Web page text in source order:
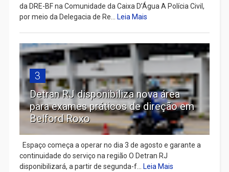
da DRE-BF na Comunidade da Caixa D’Água A Polícia Civil,
por meio da Delegacia de Re... Leia Mais
3
Detran RJ disponibiliza nova área
para exames práticos de direção em
Belford Roxo
Espaço começa a operar no dia 3 de agosto e garante a
continuidade do serviço na região O Detran RJ
disponibilizará, a partir de segunda-f... Leia Mais